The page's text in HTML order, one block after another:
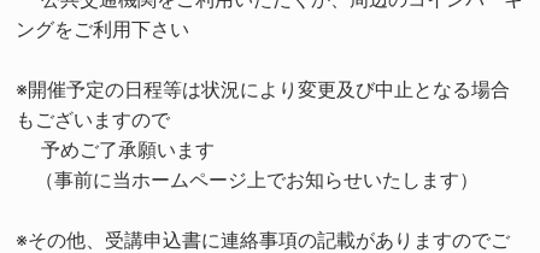
ングをご利用下さい
※開催予定の日程等は状況により変更及び中止となる場合
もございますので
予めご了承願います
（事前に当ホームページ上でお知らせいたします）
※その他、受講申込書に連絡事項の記載がありますのでご